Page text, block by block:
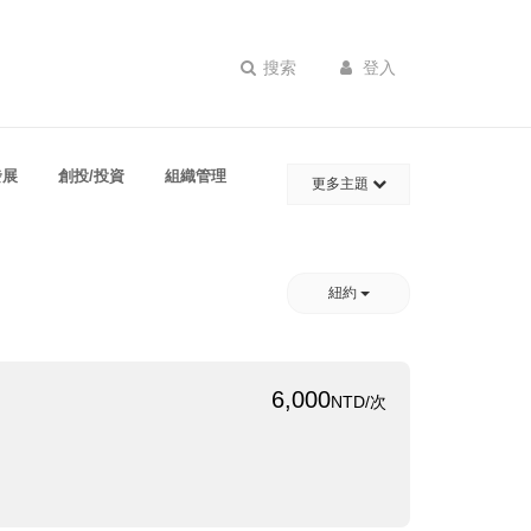
搜索 登入
創投/投資 組織管理 更多主題
紐約
6,000NTD/次